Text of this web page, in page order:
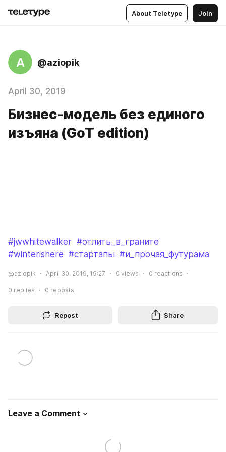
About Teletype Join
A @aziopik
April 30, 2019
Бизнес-модель без единого
изъяна (GoT edition)
#jwwhitewalker #отлить_в_граните
#winterishere #стартапы #и_прочая_футурама
@aziopik April 30, 2019, 19:27 0 views 0 reactions
0 replies 0 reposts
Repost Share
Leave a Comment